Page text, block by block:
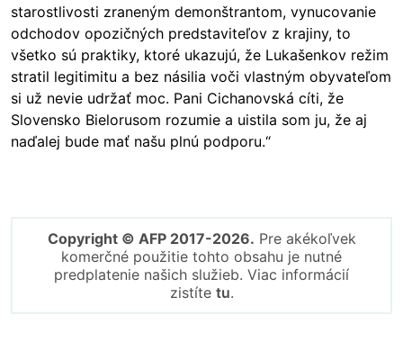
starostlivosti zraneným demonštrantom, vynucovanie
odchodov opozičných predstaviteľov z krajiny, to
všetko sú praktiky, ktoré ukazujú, že Lukašenkov režim
stratil legitimitu a bez násilia voči vlastným obyvateľom
si už nevie udržať moc. Pani Cichanovská cíti, že
Slovensko Bielorusom rozumie a uistila som ju, že aj
naďalej bude mať našu plnú podporu.“
Copyright © AFP 2017-2026. Pre akékoľvek
komerčné použitie tohto obsahu je nutné
predplatenie našich služieb. Viac informácií
zistíte tu.